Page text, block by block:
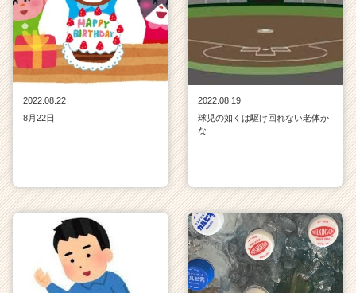
2022.08.22
8月22日
2022.08.19
球児の如くは駆け回れない老体か
な